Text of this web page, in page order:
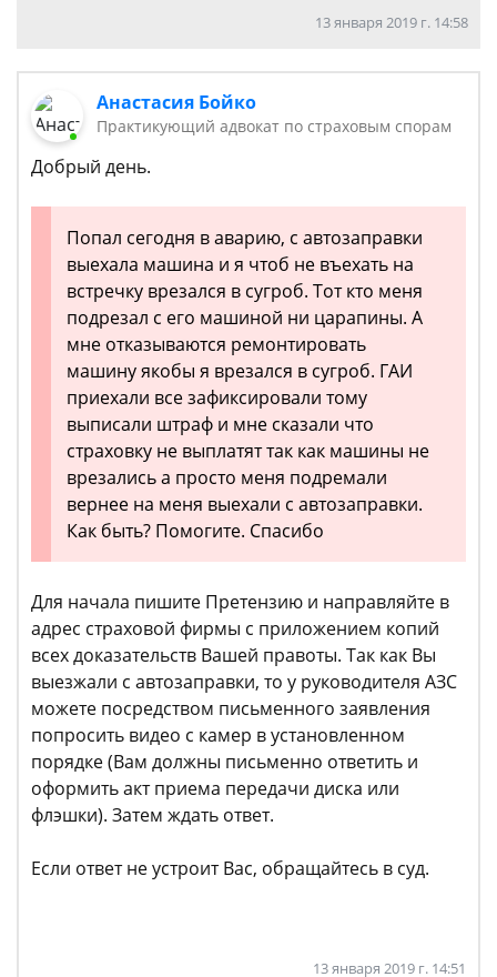
13 января 2019 г. 14:58
Анастасия Бойко
Практикующий адвокат по страховым спорам
Добрый день.
Попал сегодня в аварию, с автозаправки
выехала машина и я чтоб не въехать на
встречку врезался в сугроб. Тот кто меня
подрезал с его машиной ни царапины. А
мне отказываются ремонтировать
машину якобы я врезался в сугроб. ГАИ
приехали все зафиксировали тому
выписали штраф и мне сказали что
страховку не выплатят так как машины не
врезались а просто меня подремали
вернее на меня выехали с автозаправки.
Как быть? Помогите. Спасибо
Для начала пишите Претензию и направляйте в
адрес страховой фирмы с приложением копий
всех доказательств Вашей правоты. Так как Вы
выезжали с автозаправки, то у руководителя АЗС
можете посредством письменного заявления
попросить видео с камер в установленном
порядке (Вам должны письменно ответить и
оформить акт приема передачи диска или
флэшки). Затем ждать ответ.
Если ответ не устроит Вас, обращайтесь в суд.
13 января 2019 г. 14:51